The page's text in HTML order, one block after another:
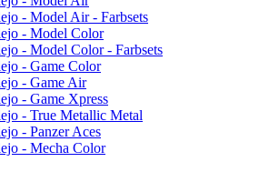
- Model Air - Farbsets
- Model Color
- Model Color - Farbsets
- Game Color
- Game Air
- Game Xpress
- True Metallic Metal
- Panzer Aces
- Mecha Color